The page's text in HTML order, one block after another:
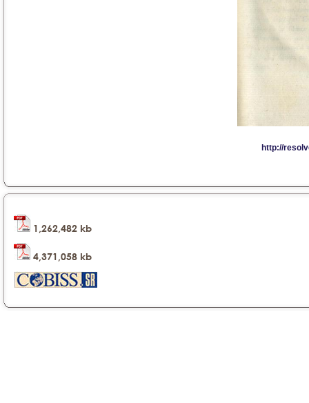
1,262,482 kb
4,371,058 kb